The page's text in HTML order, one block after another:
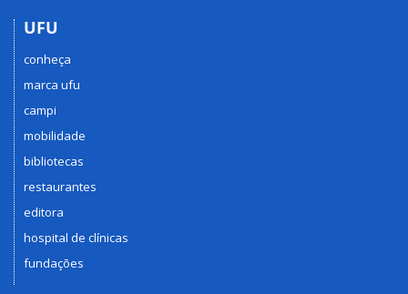
UFU
conheça
marca ufu
campi
mobilidade
bibliotecas
restaurantes
editora
hospital de clínicas
fundações